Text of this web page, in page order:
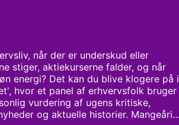
når der er underskud eller
stiger, aktiekurserne falder, og når
energi? Det kan du blive klogere på i
hvor et panel af erhvervsfolk bruger
vurdering af ugens kritiske,
og aktuelle historier. Mangeårig